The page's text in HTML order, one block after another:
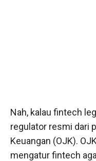
Nah, kalau fintech
regulator resmi dari
Keuangan (OJK).
mengatur fintech